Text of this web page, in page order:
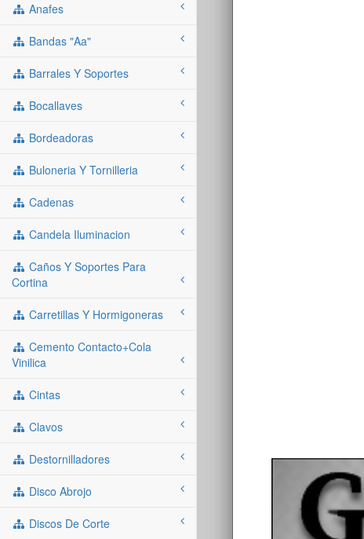
Anafes
Bandas "aa"
Barrales Y Soportes
Bocallaves
Bordeadoras
Buloneria Y Tornilleria
Cadenas
Candela Iluminacion
Caños Y Soportes Para
Cortina
Carretillas Y Hormigoneras
Cemento Contacto+cola
Vinilica
Cintas
Clavos
Destornilladores
Disco Abrojo
Discos De Corte